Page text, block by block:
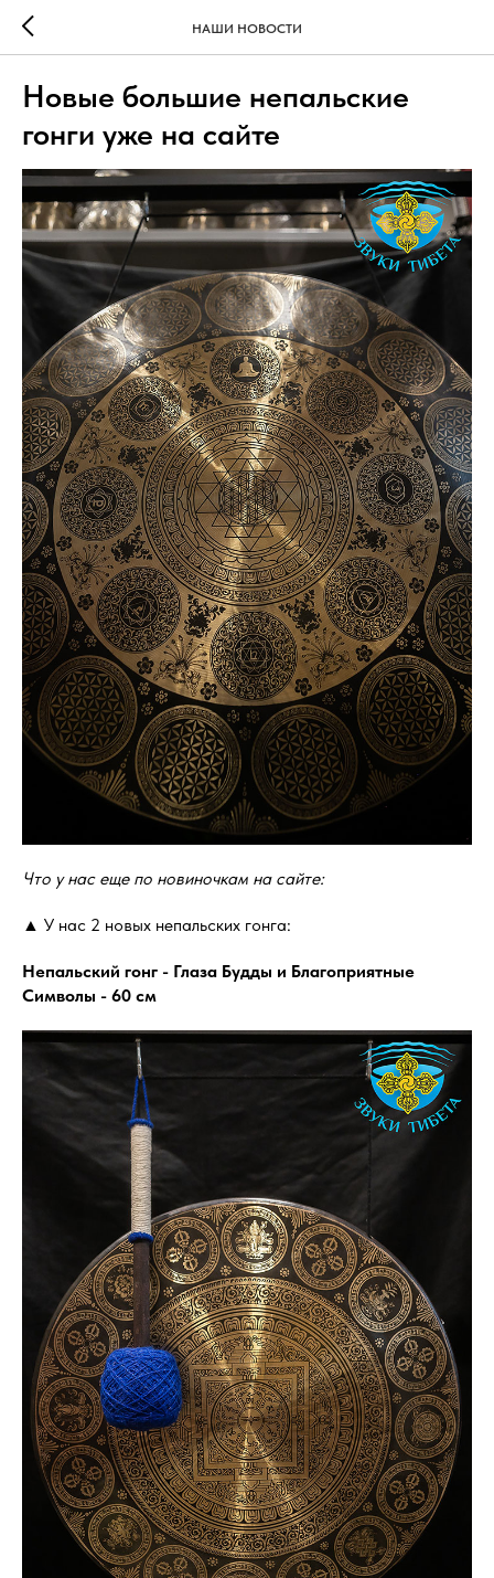
НАШИ НОВОСТИ
Новые большие непальские
гонги уже на сайте
Что у нас еще по новиночкам на сайте:
▲ У нас 2 новых непальских гонга:
Непальский гонг - Глаза Будды и Благоприятные
Символы - 60 см